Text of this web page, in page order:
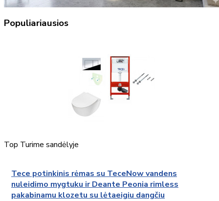
Populiariausios
Top Turime sandėlyje
Tece potinkinis rėmas su TeceNow vandens
nuleidimo mygtuku ir Deante Peonia rimless
pakabinamu klozetu su lėtaeigiu dangčiu